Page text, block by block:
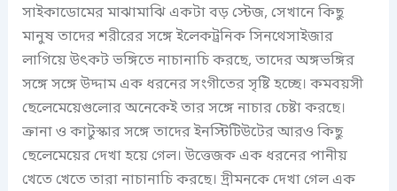
সাইকাডোমের মাঝামাঝি একটা বড় স্টেজ, সেখানে কিছু
মানুষ তাদের শরীরের সঙ্গে ইলেকট্রনিক সিনথেসাইজার
লাগিয়ে উৎকট ভঙ্গিতে নাচানাচি করছে, তাদের অঙ্গভঙ্গির
সঙ্গে সঙ্গে উদ্দাম এক ধরনের সংগীতের সৃষ্টি হচ্ছে। কমবয়সী
ছেলেমেয়েগুলোর অনেকেই তার সঙ্গে নাচার চেষ্টা করছে।
ক্রানা ও কাটুস্কার সঙ্গে তাদের ইনস্টিটিউটের আরও কিছু
ছেলেমেয়ের দেখা হয়ে গেল। উত্তেজক এক ধরনের পানীয়
খেতে খেতে তারা নাচানাচি করছে। দ্রীমনকে দেখা গেল এক